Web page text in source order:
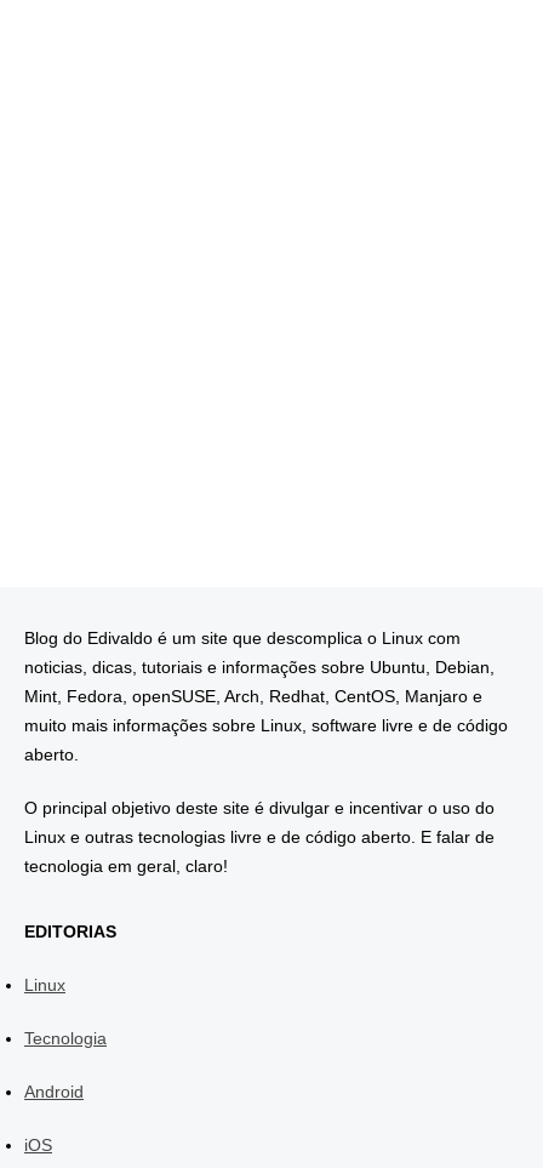
Blog do Edivaldo é um site que descomplica o Linux com
noticias, dicas, tutoriais e informações sobre Ubuntu, Debian,
Mint, Fedora, openSUSE, Arch, Redhat, CentOS, Manjaro e
muito mais informações sobre Linux, software livre e de código
aberto.
O principal objetivo deste site é divulgar e incentivar o uso do
Linux e outras tecnologias livre e de código aberto. E falar de
tecnologia em geral, claro!
EDITORIAS
Linux
Tecnologia
Android
iOS